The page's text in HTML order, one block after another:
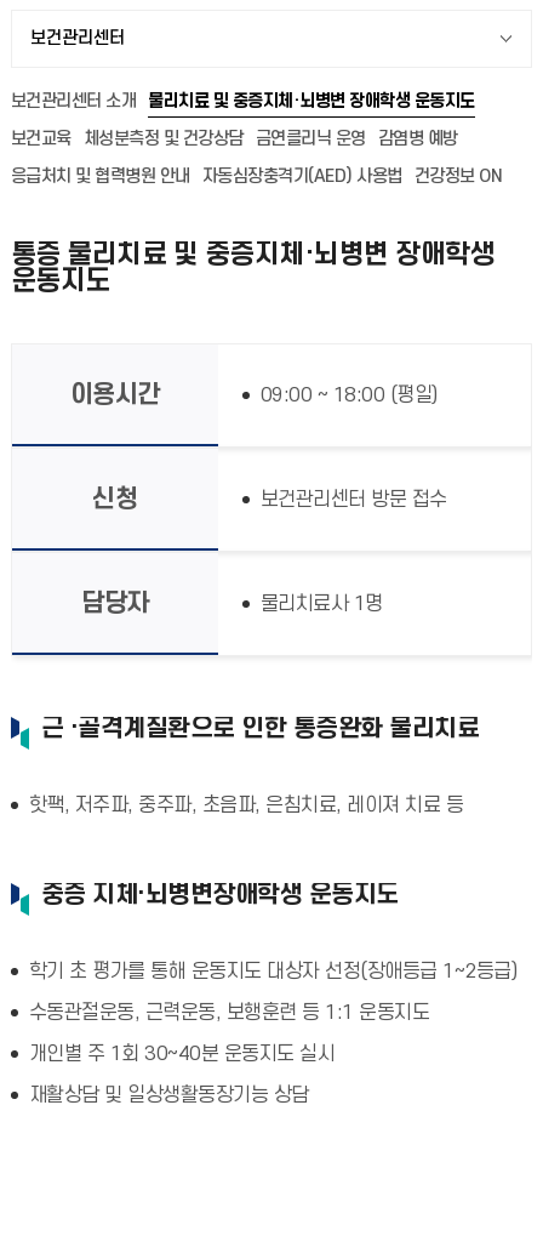
보건관리센터
보건관리센터 소개
물리치료 및 중증지체·뇌병변 장애학생 운동지도
보건교육
체성분측정 및 건강상담 금연클리닉 운영
감염병 예방
응급처치 및 협력병원 안내
자동심장충격기(AED) 사용법 건강정보 ON
통증 물리치료 및 중증지체·뇌병변 장애학생
운동지도
이용시간 09:00 ~ 18:00 (평일)
신청 보건관리센터 방문 접수
담당자 물리치료사 1명
근 ·골격계질환으로 인한 통증완화 물리치료
핫팩, 저주파, 중주파, 초음파, 은침치료, 레이져 치료 등
중증 지체·뇌병변장애학생 운동지도
학기 초 평가를 통해 운동지도 대상자 선정(장애등급 1~2등급)
수동관절운동, 근력운동, 보행훈련 등 1:1 운동지도
개인별 주 1회 30~40분 운동지도 실시
재활상담 및 일상생활동장기능 상담